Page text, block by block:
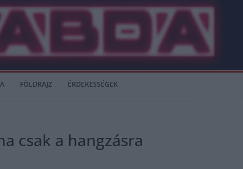
FÖLDRAJZ ÉRDEKESSÉGEK
csak a hangzásra